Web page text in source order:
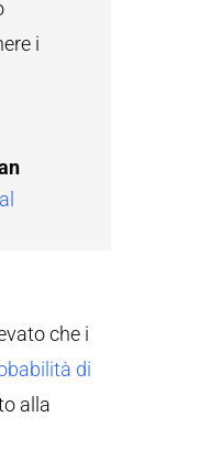
i
che i
di
alla